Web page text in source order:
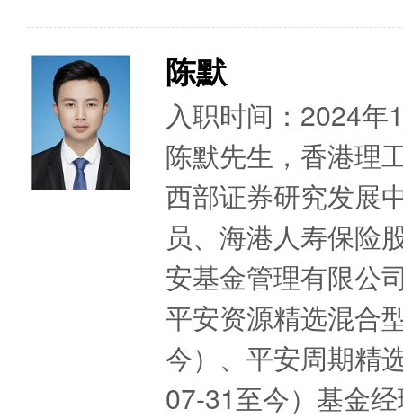
陈默
入职时间：2024年
陈默先生，香港理
西部证券研究发展
员、海港人寿保险
安基金管理有限公
平安资源精选混合
今）、平安周期精
07-31至今）基金